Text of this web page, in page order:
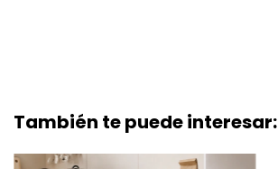
También te puede interesar: